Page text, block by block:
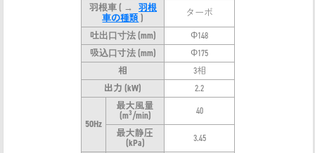
羽根車( → 羽根
車の種類 )
ターボ
吐出口寸法 (mm)
Φ148
吸込口寸法 (mm)
Φ175
相
3相
出力 (kW)
2.2
50Hz
最大風量
(m3/min)
40
最大静圧
(kPa)
3.45